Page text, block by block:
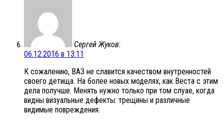
Сергей Жуков:
06.12.2016 в 13:11
К сожалению, ВАЗ не славится качеством внутренностей
своего детища. На более новых моделях, как Веста с этим
дела получше. Менять нужно только при том слуае, когда
видны визуальные дефекты: трещины и различные
видимые повреждения.